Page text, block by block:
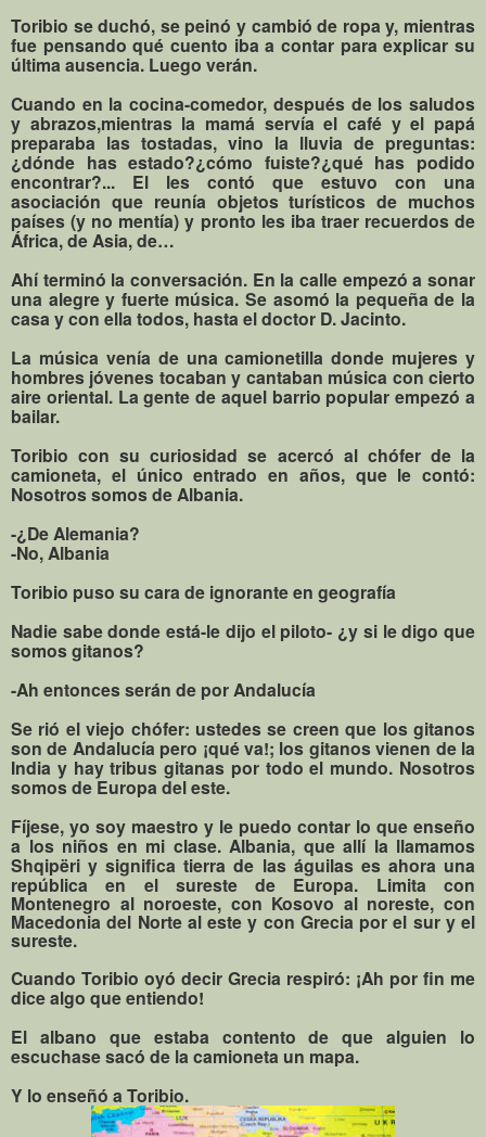
Toribio se duchó, se peinó y cambió de ropa y, mientras
fue pensando qué cuento iba a contar para explicar su
última ausencia. Luego verán.
Cuando en la cocina-comedor, después de los saludos
y abrazos,mientras la mamá servía el café y el papá
preparaba las tostadas, vino la lluvia de preguntas:
¿dónde has estado?¿cómo fuiste?¿qué has podido
encontrar?... El les contó que estuvo con una
asociación que reunía objetos turísticos de muchos
países (y no mentía) y pronto les iba traer recuerdos de
África, de Asia, de…
Ahí terminó la conversación. En la calle empezó a sonar
una alegre y fuerte música. Se asomó la pequeña de la
casa y con ella todos, hasta el doctor D. Jacinto.
La música venía de una camionetilla donde mujeres y
hombres jóvenes tocaban y cantaban música con cierto
aire oriental. La gente de aquel barrio popular empezó a
bailar.
Toribio con su curiosidad se acercó al chófer de la
camioneta, el único entrado en años, que le contó:
Nosotros somos de Albania.
-¿De Alemania?
-No, Albania
Toribio puso su cara de ignorante en geografía
Nadie sabe donde está-le dijo el piloto- ¿y si le digo que
somos gitanos?
-Ah entonces serán de por Andalucía
Se rió el viejo chófer: ustedes se creen que los gitanos
son de Andalucía pero ¡qué va!; los gitanos vienen de la
India y hay tribus gitanas por todo el mundo. Nosotros
somos de Europa del este.
Fíjese, yo soy maestro y le puedo contar lo que enseño
a los niños en mi clase. Albania, que allí la llamamos
Shqipëri y significa tierra de las águilas es ahora una
república en el sureste de Europa. Limita con
Montenegro al noroeste, con Kosovo al noreste, con
Macedonia del Norte al este y con Grecia por el sur y el
sureste.
Cuando Toribio oyó decir Grecia respiró: ¡Ah por fin me
dice algo que entiendo!
El albano que estaba contento de que alguien lo
escuchase sacó de la camioneta un mapa.
Y lo enseñó a Toribio.